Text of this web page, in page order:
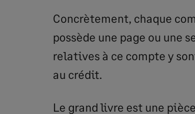
Concrètement, chaque
possède une page ou une
relatives à ce compte y
au crédit.
Le grand livre est une